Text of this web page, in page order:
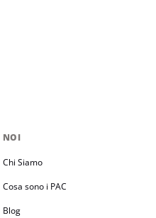
NOI
Chi Siamo
Cosa sono i PAC
Blog